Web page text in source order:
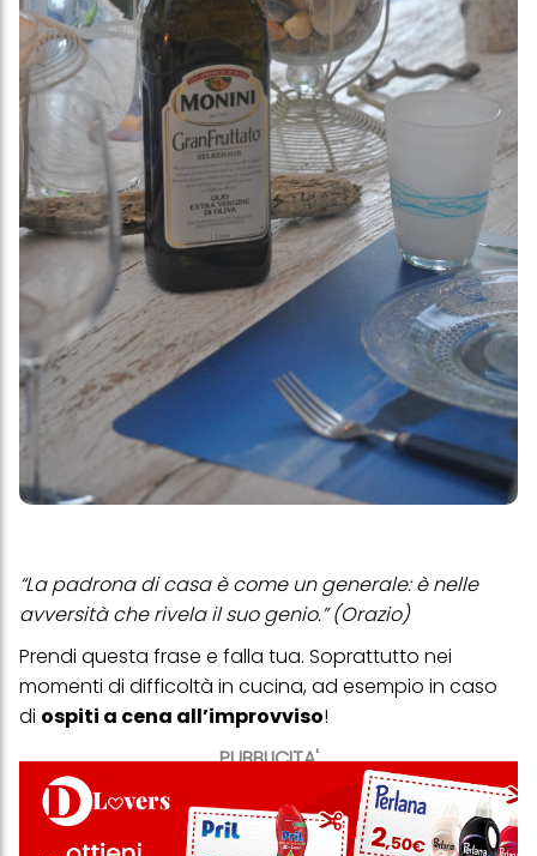
PUBBLICITA'
“La padrona di casa è come un generale: è nelle
avversità che rivela il suo genio.” (Orazio)
Prendi questa frase e falla tua. Soprattutto nei
momenti di difficoltà in cucina, ad esempio in caso
di ospiti a cena all’improvviso!